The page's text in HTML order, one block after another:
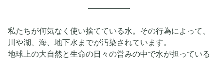
私たちが何気なく使い捨てている水。その行為によって、
川や湖、海、地下水までが汚染されています。
地球上の大自然と生命の日々の営みの中で水が担っている